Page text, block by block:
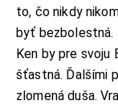
to, čo nikdy
byť bezbolestná.
Ken by pre svoju
šťastná. Ďalšími
zlomená duša.